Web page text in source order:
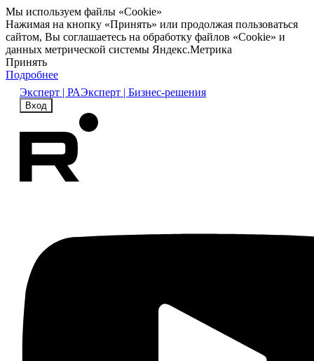
Мы используем файлы «Cookie»
Нажимая на кнопку «Принять» или продолжая пользоваться
сайтом, Вы соглашаетесь на обработку файлов «Cookie» и
данных метрической системы Яндекс.Метрика
Принять
Подробнее
Эксперт | РАЭксперт | Бизнес-решения
Вход